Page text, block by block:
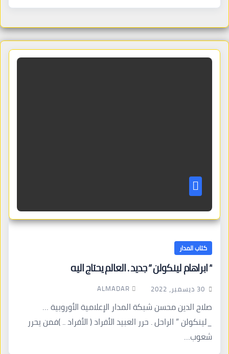
كتاب المدار
” ابراهام لينكولن ” جديد . العالم يحتاج اليه
30 ديسمبر، 2022 ALMADAR
صلاح الدين محسن شبكة المدار الإعلامية الأوروبية …
_لينكولن ” الراحل . حرر العبيد الأفراد ( الأفراد .. )فمن يحرر
شعوب…